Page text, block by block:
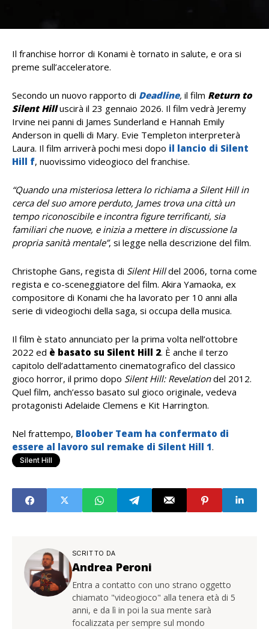
Il franchise horror di Konami è tornato in salute, e ora si
preme sull’acceleratore.
Secondo un nuovo rapporto di Deadline, il film Return to
Silent Hilluscirà il 23 gennaio 2026. Il film vedrà Jeremy
Irvine nei panni di James Sunderland e Hannah Emily
Anderson in quelli di Mary. Evie Templeton interpreterà
Laura. Il film arriverà pochi mesi dopo il lancio di Silent
Hill f, nuovissimo videogioco del franchise.
“Quando una misteriosa lettera lo richiama a Silent Hill in
cerca del suo amore perduto, James trova una città un
tempo riconoscibile e incontra figure terrificanti, sia
familiari che nuove, e inizia a mettere in discussione la
propria sanità mentale”, si legge nella descrizione del film.
Christophe Gans, regista di Silent Hilldel 2006, torna come
regista e co-sceneggiatore del film. Akira Yamaoka, ex
compositore di Konami che ha lavorato per 10 anni alla
serie di videogiochi della saga, si occupa della musica.
Il film è stato annunciato per la prima volta nell’ottobre
2022 ed è basato su Silent Hill 2. È anche il terzo
capitolo dell’adattamento cinematografico del classico
gioco horror, il primo dopo Silent Hill: Revelationdel 2012.
Quel film, anch’esso basato sul gioco originale, vedeva
protagonisti Adelaide Clemens e Kit Harrington.
Nel frattempo, Bloober Team ha confermato di
essere al lavoro sul remake di Silent Hill 1.
Silent Hill
SCRITTO DA
Andrea Peroni
Entra a contatto con uno strano oggetto
chiamato "videogioco" alla tenera età di 5
anni, e da lì in poi la sua mente sarà
focalizzata per sempre sul mondo